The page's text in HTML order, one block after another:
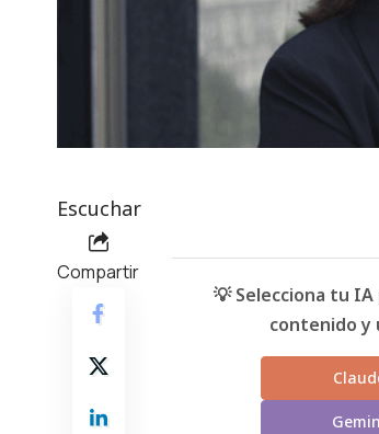
Escuchar
Compartir
💡 Selecciona tu
contenido y